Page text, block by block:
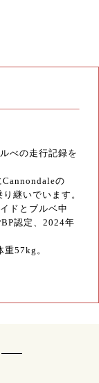
べの走行記録を
の
継いでいます。
ドとブルベ中
認定、2024年
57kg。